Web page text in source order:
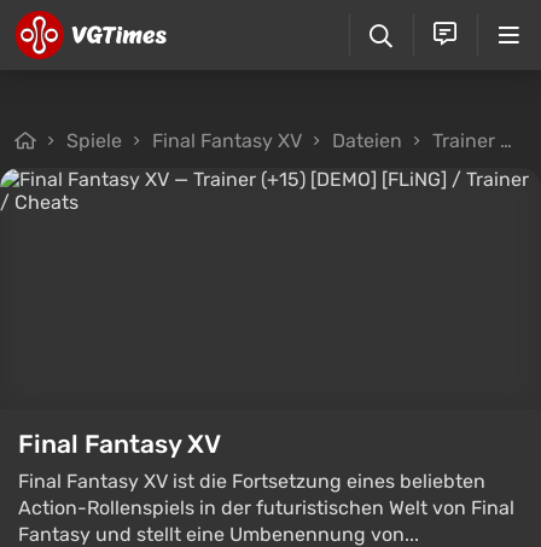
Spiele Final Fantasy XV Dateien Trainer
Final Fantasy XV
Final Fantasy XV ist die Fortsetzung eines beliebten
Action-Rollenspiels in der futuristischen Welt von Final
Fantasy und stellt eine Umbenennung von...